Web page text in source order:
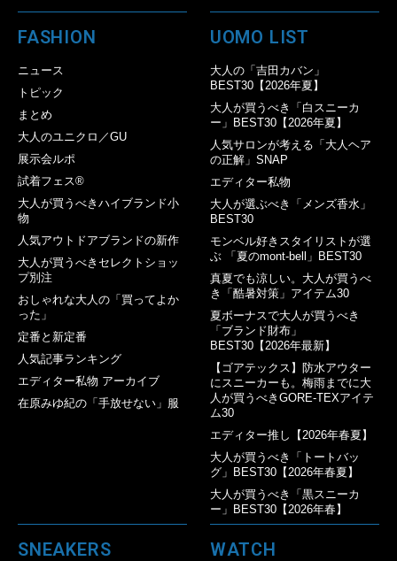
FASHION
ニュース
トピック
まとめ
大人のユニクロ／GU
展示会ルポ
試着フェス®︎
大人が買うべきハイブランド小
物
人気アウトドアブランドの新作
大人が買うべきセレクトショッ
プ別注
おしゃれな大人の「買ってよか
った」
定番と新定番
人気記事ランキング
エディター私物 アーカイブ
在原みゆ紀の「手放せない」服
UOMO LIST
大人の「吉田カバン」
BEST30【2026年夏】
大人が買うべき「白スニーカ
ー」BEST30【2026年夏】
人気サロンが考える「大人ヘア
の正解」SNAP
エディター私物
大人が選ぶべき「メンズ香水」
BEST30
モンベル好きスタイリストが選
ぶ 「夏のmont-bell」BEST30
真夏でも涼しい。大人が買うべ
き「酷暑対策」アイテム30
夏ボーナスで大人が買うべき
「ブランド財布」
BEST30【2026年最新】
【ゴアテックス】防水アウター
にスニーカーも。梅雨までに大
人が買うべきGORE-TEXアイテ
ム30
エディター推し【2026年春夏】
大人が買うべき「トートバッ
グ」BEST30【2026年春夏】
大人が買うべき「黒スニーカ
ー」BEST30【2026年春】
SNEAKERS WATCH